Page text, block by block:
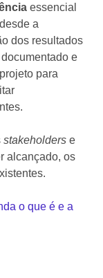
essencial
a
dos resultados
e
para
stakeholders e
alcançado, os
o que é e a